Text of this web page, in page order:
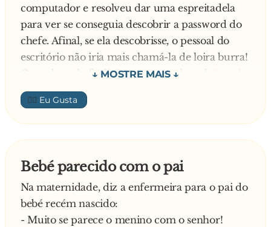
computador e resolveu dar uma espreitadela
para ver se conseguia descobrir a password do
chefe. Afinal, se ela descobrisse, o pessoal do
escritório não iria mais chamá-la de loira burra!
Quando o chefe digitou a sua senha, a loira saiu
disparada porta fora, gritando para todos os
colegas:
- Descobri, descobri! Agora eu sei a senha do
chefe!
- E qual é a senha?
A loira, orgulhosa, responde:
- Asterisco, asterisco, asterisco, asterisco e
asterisco!
👍🏼
Bebé parecido com o pai
Na maternidade, diz a enfermeira para o pai do
bebé recém nascido:
- Muito se parece o menino com o senhor!